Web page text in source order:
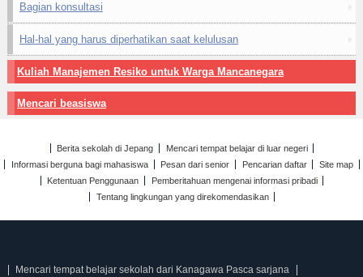
Bagian konsultasi
Hal-hal yang harus diperhatikan saat kelulusan
Kuliah Manajemen Resiko untuk Warga Mancanegara
Mencari beasiswa
Berita sekolah di Jepang
Mencari tempat belajar di luar negeri
Informasi berguna bagi mahasiswa
Pesan dari senior Pencarian daftar
Site map
Ketentuan Penggunaan
Pemberitahuan mengenai informasi pribadi
Tentang lingkungan yang direkomendasikan
Mencari tempat belajar sekolah dari Kanagawa Pasca sarjana